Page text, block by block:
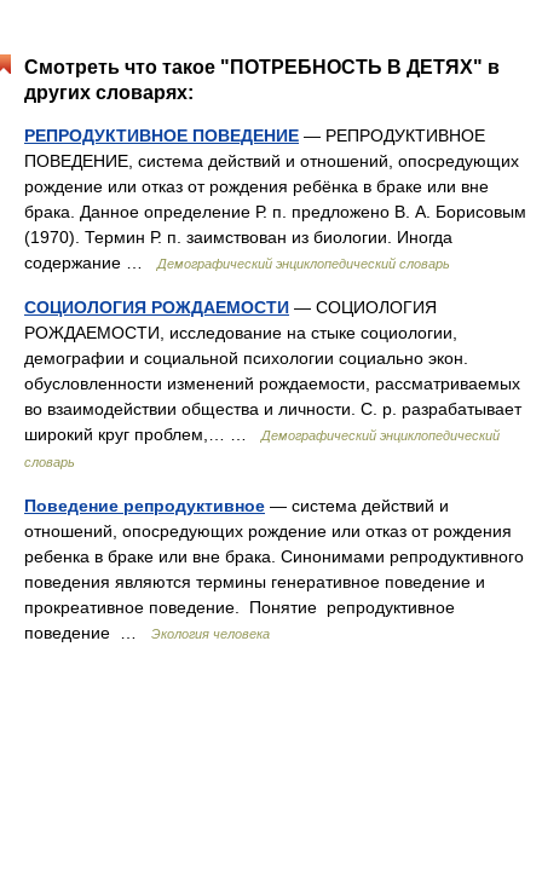
Смотреть что такое "ПОТРЕБНОСТЬ В ДЕТЯХ" в
других словарях:
РЕПРОДУКТИВНОЕ ПОВЕДЕНИЕ — РЕПРОДУКТИВНОЕ
ПОВЕДЕНИЕ, система действий и отношений, опосредующих
рождение или отказ от рождения ребёнка в браке или вне
брака. Данное определение Р. п. предложено В. А. Борисовым
(1970). Термин Р. п. заимствован из биологии. Иногда
содержание …
Демографический энциклопедический словарь
СОЦИОЛOГИЯ РОЖДАЕМОСТИ — СОЦИОЛOГИЯ
РОЖДАЕМОСТИ, исследование на стыке социологии,
демографии и социальной психологии социально экон.
обусловленности изменений рождаемости, рассматриваемых
во взаимодействии общества и личности. С. р. разрабатывает
широкий круг проблем,… …
Демографический энциклопедический
словарь
Поведение репродуктивное — система действий и
отношений, опосредующих рождение или отказ от рождения
ребенка в браке или вне брака. Синонимами репродуктивного
поведения являются термины генеративное поведение и
прокреативное поведение. Понятие репродук­тивное
поведение …
Экология человека